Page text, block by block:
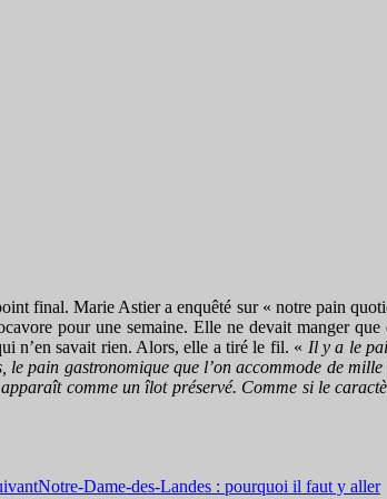
final. Marie Astier a enquêté sur « notre pain
pour une semaine. Elle ne devait manger
n’en savait rien. Alors, elle a tiré le fil. « Il y a le
le pain gastronomique que l’on accommode de
comme un îlot préservé. Comme si le
Notre-Dame-des-Landes : pourquoi il faut y aller